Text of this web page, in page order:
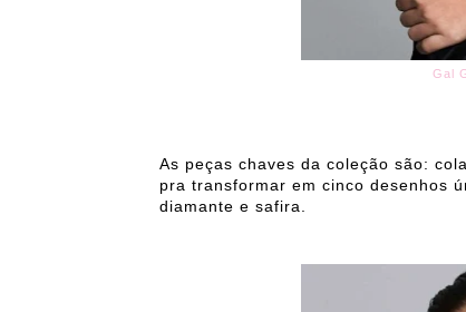
Gal
As peças chaves da coleção são:
pra transformar em cinco desenhos
diamante e safira.